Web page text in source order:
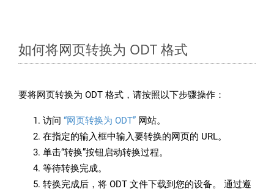
如何将网页转换为 ODT 格式
要将网页转换为 ODT 格式，请按照以下步骤操作：
访问 “网页转换为 ODT” 网站。
在指定的输入框中输入要转换的网页的 URL。
单击“转换”按钮启动转换过程。
等待转换完成。
转换完成后，将 ODT 文件下载到您的设备。 通过遵